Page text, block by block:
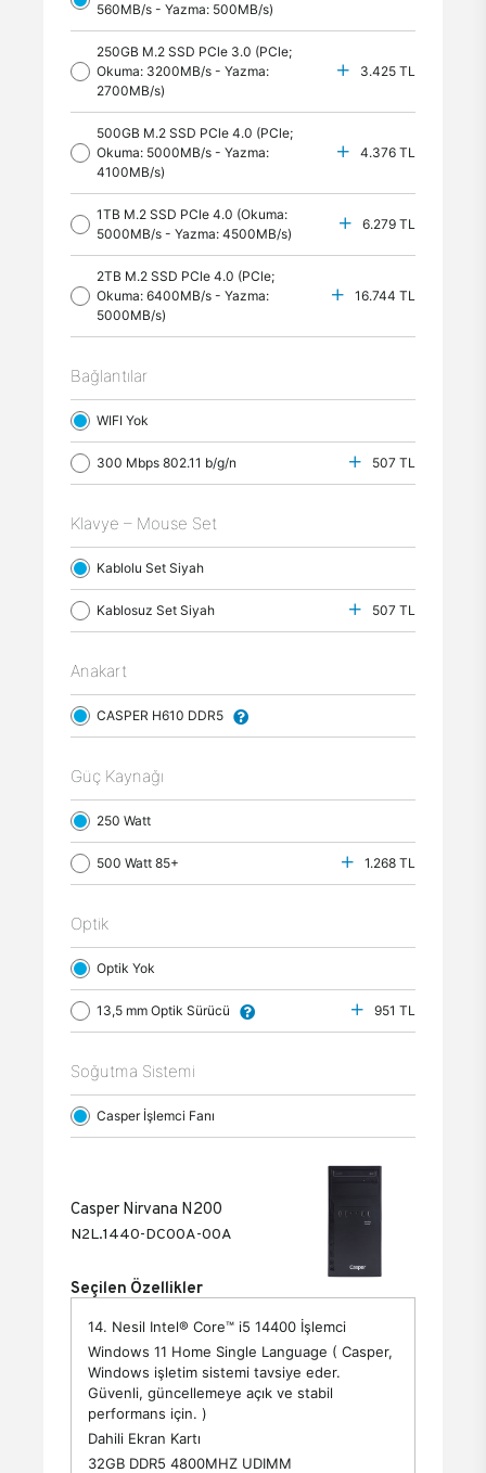
560MB/s - Yazma: 500MB/s)
250GB M.2 SSD PCle 3.0 (PCle;
Okuma: 3200MB/s - Yazma:
2700MB/s)
3.425 TL
500GB M.2 SSD PCle 4.0 (PCle;
Okuma: 5000MB/s - Yazma:
4100MB/s)
4.376 TL
1TB M.2 SSD PCle 4.0 (Okuma:
5000MB/s - Yazma: 4500MB/s)
6.279 TL
2TB M.2 SSD PCle 4.0 (PCle;
Okuma: 6400MB/s - Yazma:
5000MB/s)
16.744 TL
Bağlantılar
WIFI Yok
300 Mbps 802.11 b/g/n 507 TL
Klavye – Mouse Set
Kablolu Set Siyah
Kablosuz Set Siyah 507 TL
Anakart
CASPER H610 DDR5
Güç Kaynağı
250 Watt
500 Watt 85+ 1.268 TL
Optik
Optik Yok
13,5 mm Optik Sürücü 951 TL
Soğutma Sistemi
Casper İşlemci Fanı
Casper Nirvana N200
N2L.1440-DC00A-00A
Seçilen Özellikler
14. Nesil Intel® Core™ i5 14400 İşlemci
Windows 11 Home Single Language ( Casper,
Windows işletim sistemi tavsiye eder.
Güvenli, güncellemeye açık ve stabil
performans için. )
Dahili Ekran Kartı
32GB DDR5 4800MHZ UDIMM